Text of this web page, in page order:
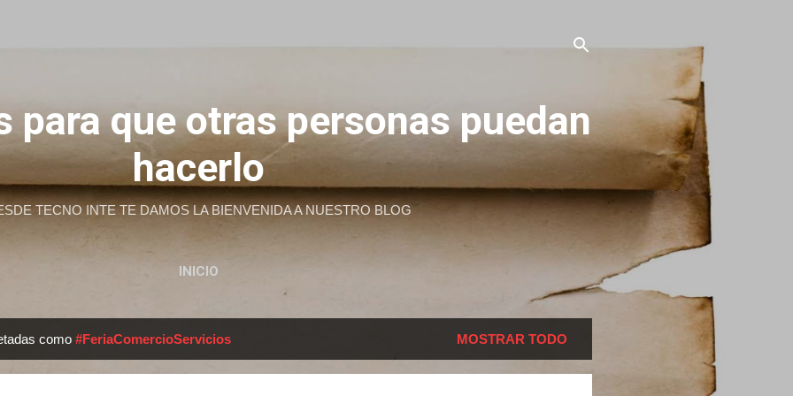
para que otras personas puedan
hacerlo
TECNO INTE TE DAMOS LA BIENVENIDA A NUESTRO BLOG
INICIO
como #FeriaComercioServicios MOSTRAR TODO